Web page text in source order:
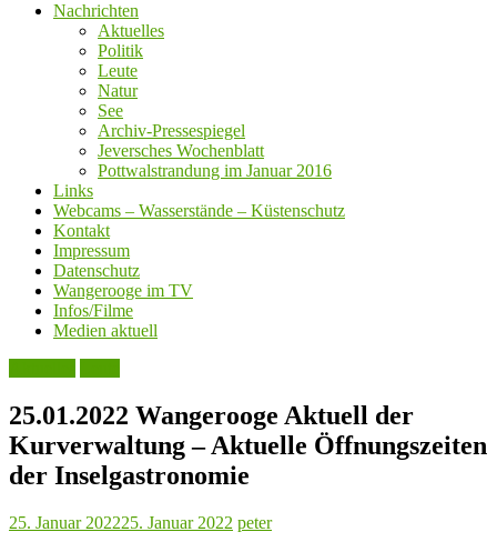
Nachrichten
Aktuelles
Politik
Leute
Natur
See
Archiv-Pressespiegel
Jeversches Wochenblatt
Pottwalstrandung im Januar 2016
Links
Webcams – Wasserstände – Küstenschutz
Kontakt
Impressum
Datenschutz
Wangerooge im TV
Infos/Filme
Medien aktuell
25.01.2022 Wangerooge Aktuell der
Kurverwaltung – Aktuelle Öffnungszeiten
der Inselgastronomie
25. Januar 202225. Januar 2022 peter